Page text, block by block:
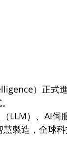
）正式
LLM）、AI
慧製造，全球